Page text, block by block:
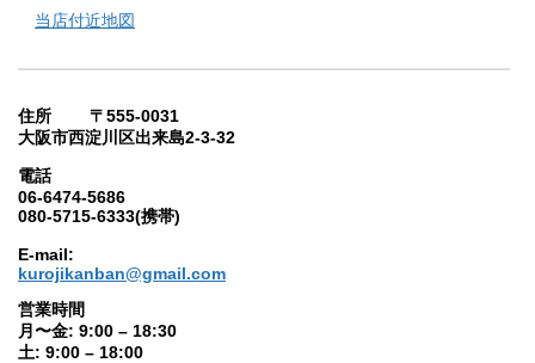
当店付近地図
住所 〒555-0031
大阪市西淀川区出来島2-3-32
電話
06-6474-5686
080-5715-6333(携帯)
E-mail:
kurojikanban@gmail.com
営業時間
月〜金: 9:00 – 18:30
土: 9:00 – 18:00